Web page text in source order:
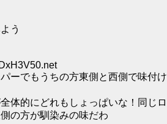
う
ーでもうちの方東側と西側で味付け
体的にどれもしょっぱいな！同じロ
の方が馴染みの味だわ